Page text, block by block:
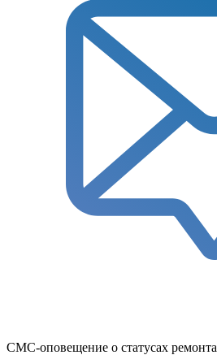
СМС-оповещение о статусах ремонта